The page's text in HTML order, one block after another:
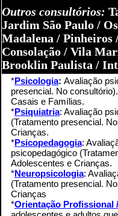
Outros consultórios:
Jardim São Paulo /
Madalena / Pinheiros
Consolação / Vila
Brooklin Paulista /
*Psicologia: Avaliação
presencial. No
Casais e Famílias.
*Psiquiatria: Avaliação
(Tratamento presencial.
Crianças.
*Psicopedagogia:
psicopedagógico
Adolescentes e Crianças.
*Neuropsicologia:
(Tratamento presencial.
Crianças
*Orientação Profissional